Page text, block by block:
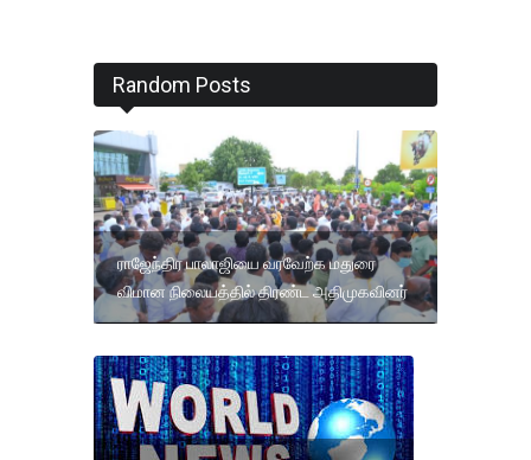
Random Posts
ராஜேந்திர பாலாஜியை வரவேற்க மதுரை
விமான நிலையத்தில் திரண்ட அதிமுகவினர்